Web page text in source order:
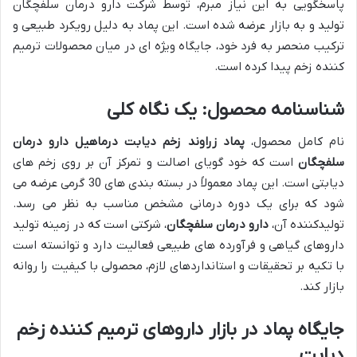
پاسخگویی به این نیاز مبرم، توسط شرکت دارو درمان سلفچگان
تولید و به بازار عرضه شده است. این پماد به دلیل رویکرد طبیعی و
ترکیب منحصر به فرد خود، جایگاه ویژه ای در میان محصولات ترمیم
کننده زخم پیدا کرده است.
شناسنامه محصول: یک نگاه کلی
نام کامل محصول،پماد زراوند زخم دیابت درماهیل دارو درمان
سلفچگان است که خود گویای اصالت و تمرکز آن بر روی زخم های
دیابتی است. این پماد معمولاً در بسته بندی های 30 گرمی عرضه می
شود که برای یک دوره درمانی مشخص مناسب به نظر می رسد.
تولیدکننده آن، دارو درمان سلفچگان، شرکتی است که در زمینه تولید
داروهای گیاهی و فرآورده های طبیعی فعالیت دارد و توانسته است
با تکیه بر تحقیقات و استانداردهای لازم، محصولی با کیفیت را روانه
بازار کند.
جایگاه پماد در بازار داروهای ترمیم کننده زخم